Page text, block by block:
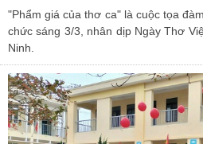
"Phẩm giá của thơ ca" là cuộc tọa
chức sáng 3/3, nhân dịp Ngày Thơ
Ninh.